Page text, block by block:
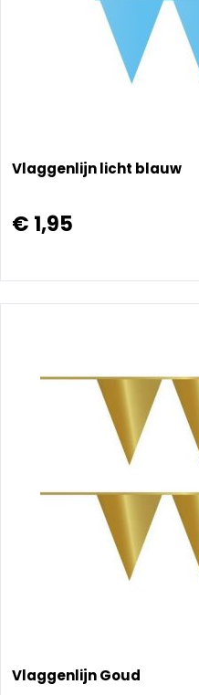
Vlaggenlijn licht blauw
€ 1,95
Vlaggenlijn Goud